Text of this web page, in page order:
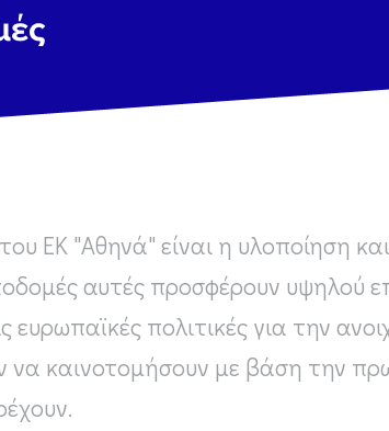
ΕΚ "Αθηνά" είναι η υλοποίηση
αυτές προσφέρουν υψηλού
ευρωπαϊκές πολιτικές για την
να καινοτομήσουν με βάση την